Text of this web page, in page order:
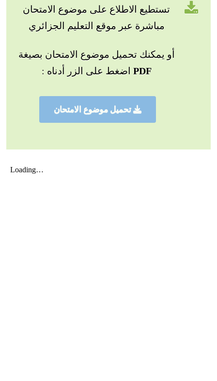
تستطيع الاطلاع على موضوع الامتحان
مباشرة عبر موقع التعليم الجزائري
أو يمكنك تحميل موضوع الامتحان بصيغة
PDF اضغط على الزر أدناه :
تحميل موضوع الامتحان